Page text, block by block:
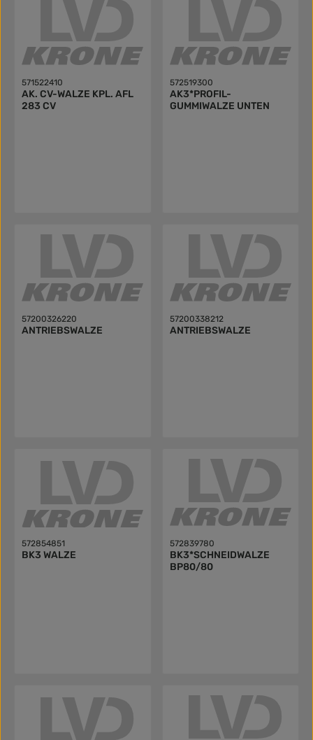
571522410
AK. CV-WALZE KPL. AFL
283 CV
572519300
AK3*PROFIL-
GUMMIWALZE UNTEN
57200326220
ANTRIEBSWALZE
57200338212
ANTRIEBSWALZE
572854851
BK3 WALZE
572839780
BK3*SCHNEIDWALZE
BP80/80